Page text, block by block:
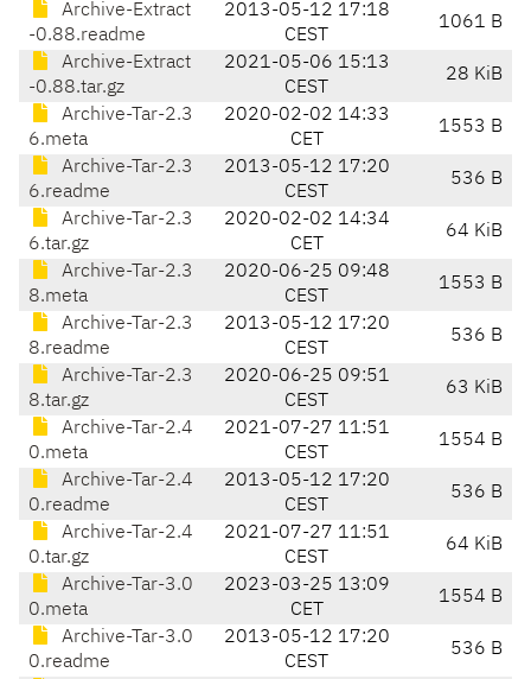
Archive-Extract
-0.88.readme
2013-05-12 17:18
CEST
1061 B
Archive-Extract
-0.88.tar.gz
2021-05-06 15:13
CEST
28 KiB
Archive-Tar-2.3
6.meta
2020-02-02 14:33
CET
1553 B
Archive-Tar-2.3
6.readme
2013-05-12 17:20
CEST
536 B
Archive-Tar-2.3
6.tar.gz
2020-02-02 14:34
CET
64 KiB
Archive-Tar-2.3
8.meta
2020-06-25 09:48
CEST
1553 B
Archive-Tar-2.3
8.readme
2013-05-12 17:20
CEST
536 B
Archive-Tar-2.3
8.tar.gz
2020-06-25 09:51
CEST
63 KiB
Archive-Tar-2.4
0.meta
2021-07-27 11:51
CEST
1554 B
Archive-Tar-2.4
0.readme
2013-05-12 17:20
CEST
536 B
Archive-Tar-2.4
0.tar.gz
2021-07-27 11:51
CEST
64 KiB
Archive-Tar-3.0
0.meta
2023-03-25 13:09
CET
1554 B
Archive-Tar-3.0
0.readme
2013-05-12 17:20
CEST
536 B